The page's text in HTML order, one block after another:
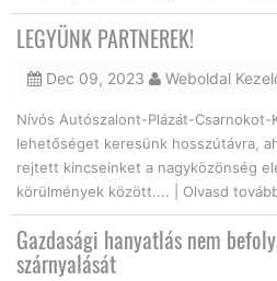
LEGYÜNK PARTNEREK!
Dec 09, 2023 Weboldal
Nívós Autószalont-Plázát-
lehetőséget keresünk hosszútávra,
rejtett kincseinket a nagyközönség
körülmények között.... | Olvasd
Gazdasági hanyatlás nem
szárnyalását